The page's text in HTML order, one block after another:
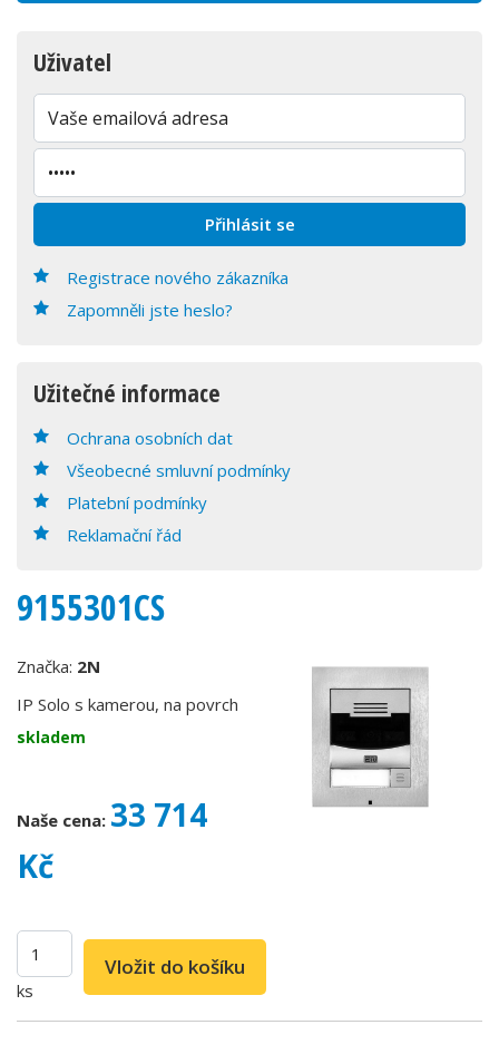
Uživatel
Registrace nového zákazníka
Zapomněli jste heslo?
Užitečné informace
Ochrana osobních dat
Všeobecné smluvní podmínky
Platební podmínky
Reklamační řád
9155301CS
Značka: 2N
IP Solo s kamerou, na povrch
skladem
Naše cena: 33 714
Kč
ks